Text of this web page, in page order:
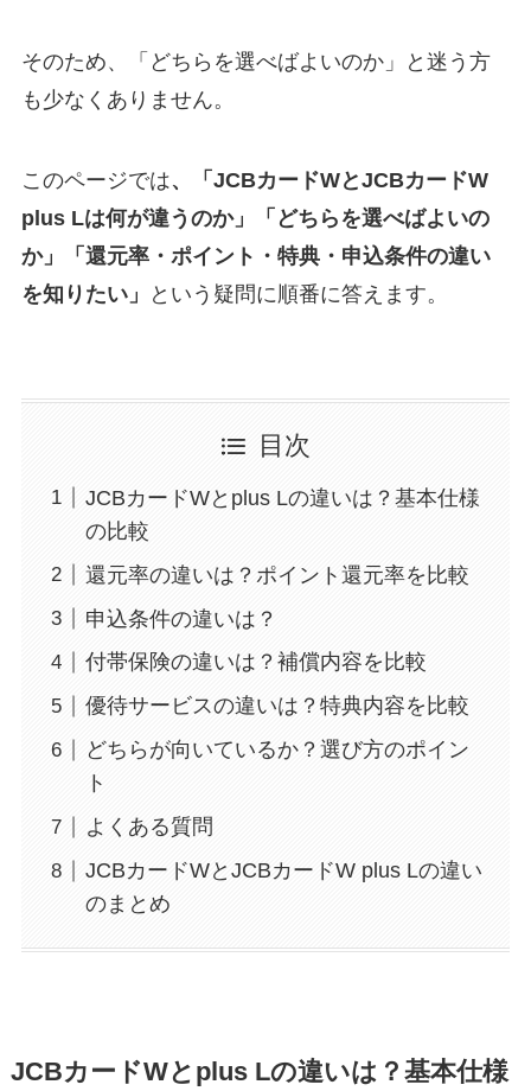
そのため、「どちらを選べばよいのか」と迷う方
も少なくありません。
このページでは、「JCBカードWとJCBカードW
plus Lは何が違うのか」「どちらを選べばよいの
か」「還元率・ポイント・特典・申込条件の違い
を知りたい」
という疑問に順番に答えます。
目次
JCBカードWとplus Lの違いは？基本仕様
の比較
還元率の違いは？ポイント還元率を比較
申込条件の違いは？
付帯保険の違いは？補償内容を比較
優待サービスの違いは？特典内容を比較
どちらが向いているか？選び方のポイン
ト
よくある質問
JCBカードWとJCBカードW plus Lの違い
のまとめ
JCBカードWとplus Lの違いは？基本仕様